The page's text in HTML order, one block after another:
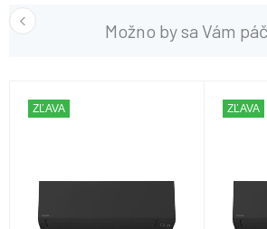
Možno by sa Vám
ZĽAVA ZĽAVA